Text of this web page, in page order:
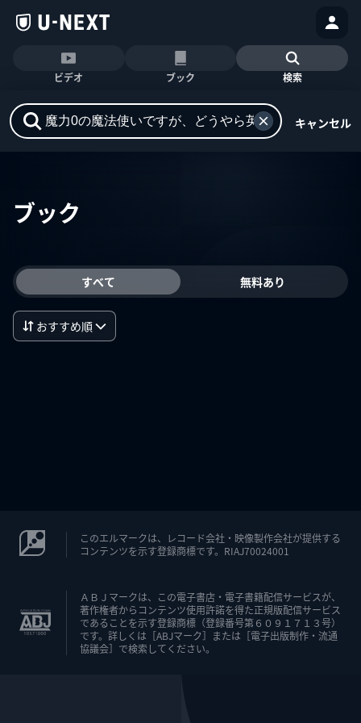
ビデオ ブック 検索
キャンセル
ブック
すべて 無料あり
おすすめ順
このエルマークは、レコード会社・映像製作会社が提供する
コンテンツを示す登録商標です。RIAJ70024001
ＡＢＪマークは、この電子書店・電子書籍配信サービスが、
著作権者からコンテンツ使用許諾を得た正規版配信サービス
であることを示す登録商標（登録番号第６０９１７１３号）
です。詳しくは［ABJマーク］または［電子出版制作・流通
協議会］で検索してください。